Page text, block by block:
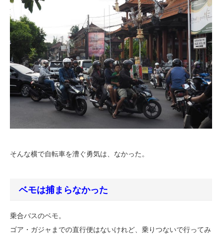
そんな横で自転車を漕ぐ勇気は、なかった。
ベモは捕まらなかった
乗合バスのベモ。
ゴア・ガジャまでの直行便はないけれど、乗りつないで行ってみ